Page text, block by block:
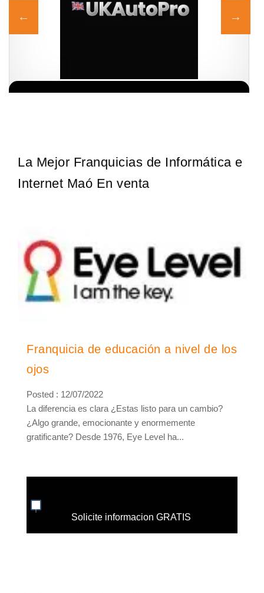
La Mejor Franquicias de Informática e
Internet Maó En venta
Franquicia de educación a nivel de los
ojos
Posted : 12/07/2022
La diferencia es clara ¿Estas listo para un cambio?
¿Algo grande, emocionante y enormemente
gratificante? Desde 1976, Eye Level ha...
Solicite informacion GRATIS